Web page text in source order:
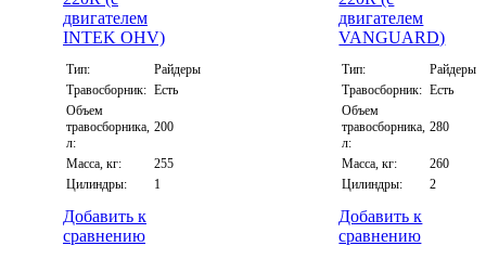
Тип:
Райдеры
Травосборник: Есть
Объем
травосборника,
л:
200
Масса, кг:
255
Цилиндры:
1
Добавить к
сравнению
Тип:
Райдеры
Травосборник: Есть
Объем
травосборника,
л:
280
Масса, кг:
260
Цилиндры:
2
Добавить к
сравнению